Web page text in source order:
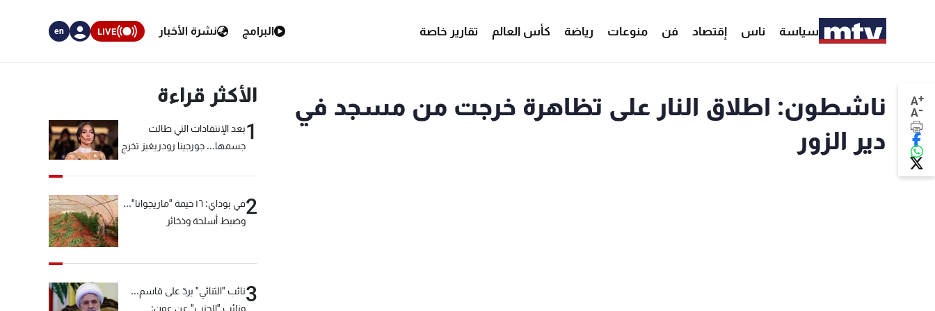
سياسة ناس إقتصاد فن منوعات رياضة كأس العالم تقارير خاصة البرامج نشرة الأخبار LIVE
en
A+
A-
ناشطون: اطلاق النار على تظاهرة خرجت من مسجد في
دير الزور
الأكثر قراءة
1بعد الإنتقادات التي طالت
جسمها... جورجينا رودريغيز تخرج
2
في بوداي: ١٦ خيمة "ماريجوانا"...
وضبط أسلحة وذخائر
3نائب "الثنائي" يردّ على قاسم...
ونائب "الحزب" عن عون: